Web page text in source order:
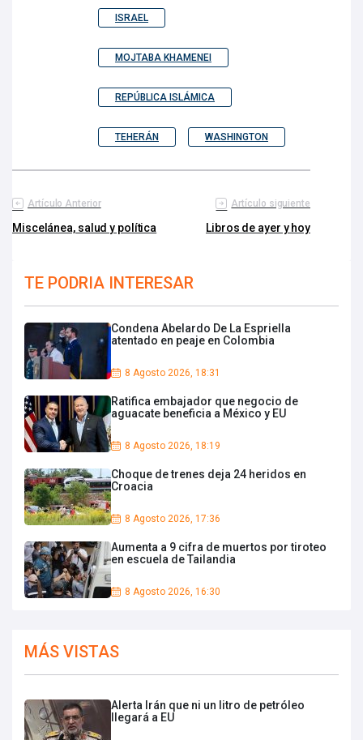
ISRAEL
MOJTABA KHAMENEI
REPÚBLICA ISLÁMICA
TEHERÁN WASHINGTON
Artículo Anterior
Miscelánea, salud y política
Artículo siguiente
Libros de ayer y hoy
TE PODRIA INTERESAR
Condena Abelardo De La Espriella
atentado en peaje en Colombia
8 Agosto 2026, 18:31
Ratifica embajador que negocio de
aguacate beneficia a México y EU
8 Agosto 2026, 18:19
Choque de trenes deja 24 heridos en
Croacia
8 Agosto 2026, 17:36
Aumenta a 9 cifra de muertos por tiroteo
en escuela de Tailandia
8 Agosto 2026, 16:30
MÁS VISTAS
Alerta Irán que ni un litro de petróleo
llegará a EU